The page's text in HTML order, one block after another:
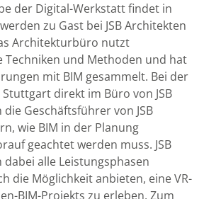
der Digital-Werkstatt findet in
zu Gast bei JSB Architekten
Architekturbüro nutzt
Techniken und Methoden und hat
mit BIM gesammelt. Bei der
direkt im Büro von JSB
Geschäftsführer von JSB
wie BIM in der Planung
geachtet werden muss. JSB
alle Leistungsphasen
die Möglichkeit anbieten, eine VR-
BIM-Projekts zu erleben. Zum